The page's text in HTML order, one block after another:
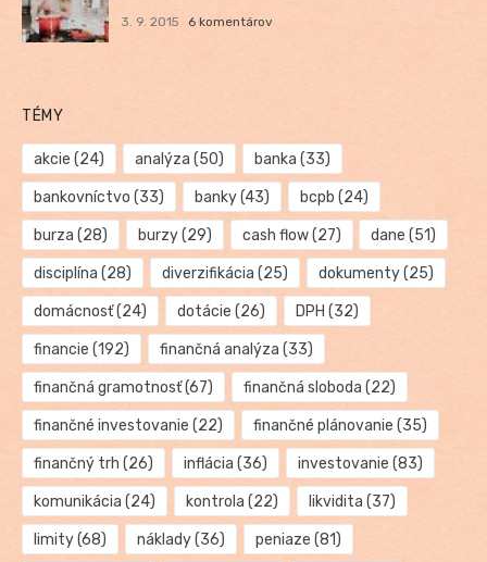
3. 9. 2015 6 komentárov
TÉMY
akcie (24) analýza (50) banka (33)
bankovníctvo (33) banky(43) bcpb (24)
burza (28) burzy(29) cash flow(27) dane (51)
disciplína (28) diverzifikácia (25) dokumenty(25)
domácnosť(24) dotácie (26) DPH (32)
financie (192) finančná analýza (33)
finančná gramotnosť(67) finančná sloboda (22)
finančné investovanie (22) finančné plánovanie (35)
finančný trh (26) inflácia (36) investovanie (83)
komunikácia (24) kontrola (22) likvidita (37)
limity(68) náklady(36) peniaze (81)